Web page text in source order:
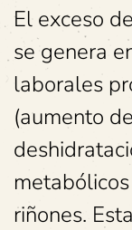
El exceso
se genera
laborales
(aumento
riñones.